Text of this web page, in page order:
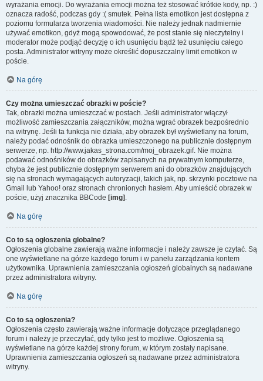
wyrażania emocji. Do wyrażania emocji można też stosować krótkie kody, np. :)
oznacza radość, podczas gdy :( smutek. Pełna lista emotikon jest dostępna z
poziomu formularza tworzenia wiadomości. Nie należy jednak nadmiernie
używać emotikon, gdyż mogą spowodować, że post stanie się nieczytelny i
moderator może podjąć decyzję o ich usunięciu bądź też usunięciu całego
posta. Administrator witryny może określić dopuszczalny limit emotikon w
poście.
Na górę
Czy można umieszczać obrazki w poście?
Tak, obrazki można umieszczać w postach. Jeśli administrator włączył
możliwość zamieszczania załączników, można wgrać obrazek bezpośrednio
na witrynę. Jeśli ta funkcja nie działa, aby obrazek był wyświetlany na forum,
należy podać odnośnik do obrazka umieszczonego na publicznie dostępnym
serwerze, np. http://www.jakas_strona.com/moj_obrazek.gif. Nie można
podawać odnośników do obrazków zapisanych na prywatnym komputerze,
chyba że jest publicznie dostępnym serwerem ani do obrazków znajdujących
się na stronach wymagających autoryzacji, takich jak, np. skrzynki pocztowe na
Gmail lub Yahoo! oraz stronach chronionych hasłem. Aby umieścić obrazek w
poście, użyj znacznika BBCode [img] .
Na górę
Co to są ogłoszenia globalne?
Ogłoszenia globalne zawierają ważne informacje i należy zawsze je czytać. Są
one wyświetlane na górze każdego forum i w panelu zarządzania kontem
użytkownika. Uprawnienia zamieszczania ogłoszeń globalnych są nadawane
przez administratora witryny.
Na górę
Co to są ogłoszenia?
Ogłoszenia często zawierają ważne informacje dotyczące przeglądanego
forum i należy je przeczytać, gdy tylko jest to możliwe. Ogłoszenia są
wyświetlane na górze każdej strony forum, w którym zostały napisane.
Uprawnienia zamieszczania ogłoszeń są nadawane przez administratora
witryny.